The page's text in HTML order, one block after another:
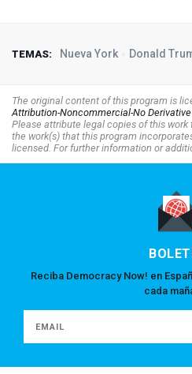
TEMAS: Nueva York Donald
The original content of this program is
Attribution-Noncommercial-No
Please attribute legal copies of this
the work(s) that this program
licensed. For further information or
Reciba Democracy Now! en
cada